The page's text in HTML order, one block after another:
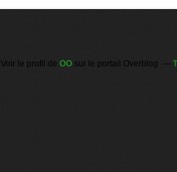
Voir le profil de OOsur le portail Overblog